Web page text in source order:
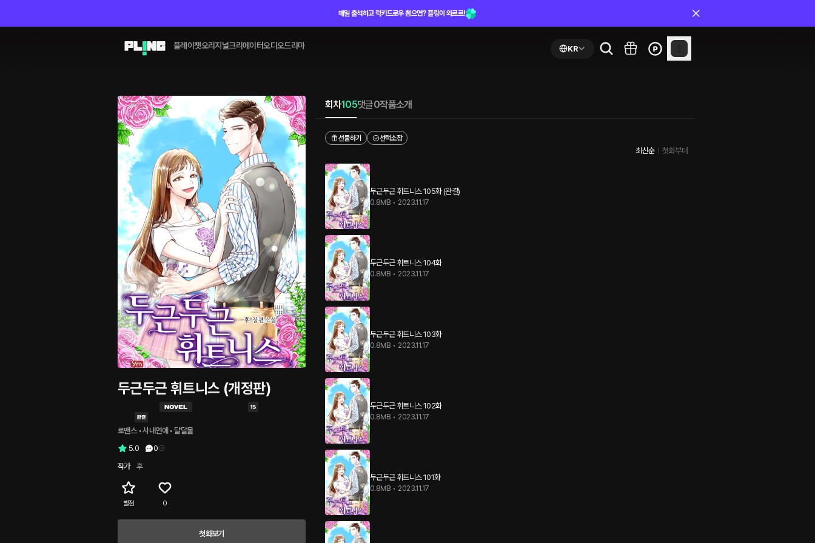
매일 출석하고 럭키드로우 뽑으면? 플링이 와르르!
플레이챗오리지널크리에이터오디오드라마 KR
두근두근 휘트니스 (개정판)
로맨스 • 사내연애 • 달달물
5.0
0
작가
후
별점 0
첫화보기
회차105댓글0작품소개
선물하기 선택소장
최신순 첫화부터
두근두근 휘트니스 105화 (완결)
0.8MB • 2023.11.17
두근두근 휘트니스 104화
0.8MB • 2023.11.17
두근두근 휘트니스 103화
0.8MB • 2023.11.17
두근두근 휘트니스 102화
0.8MB • 2023.11.17
두근두근 휘트니스 101화
0.8MB • 2023.11.17